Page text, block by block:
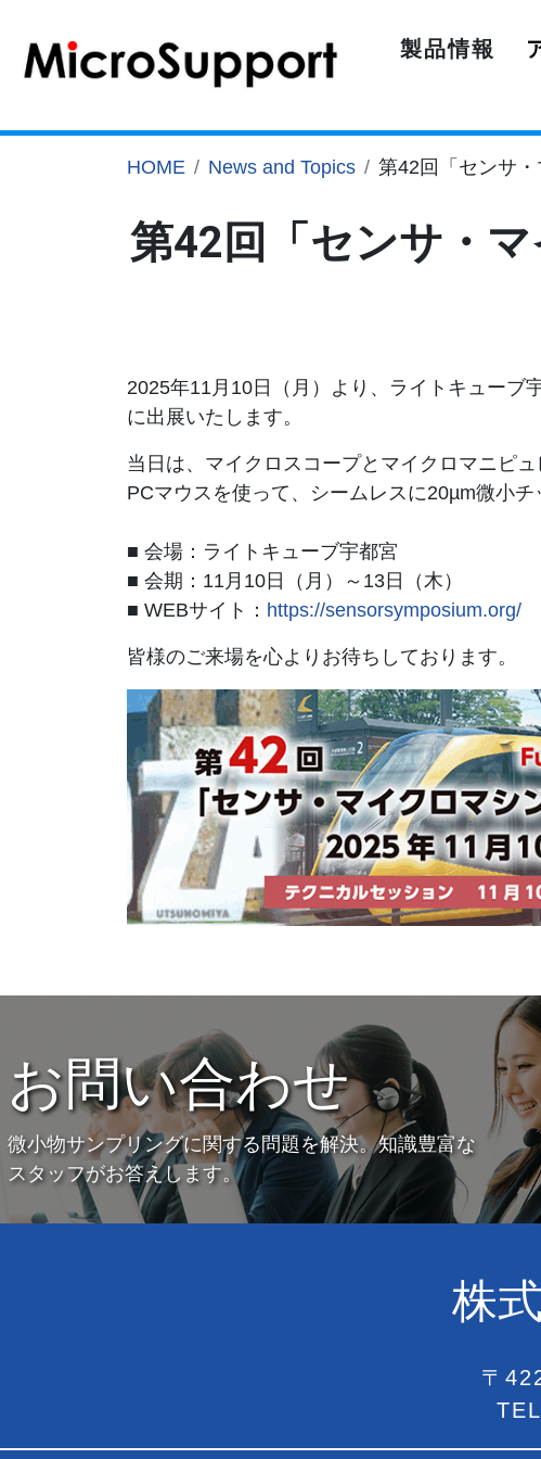
製品情報
HOME News and Topics 第42回「センサ
第42回「センサ・
2025年11月10日（月）より、ライトキューブ
に出展いたします。
当日は、マイクロスコープとマイクロマニピ
PCマウスを使って、シームレスに20µm微小
■ 会場：ライトキューブ宇都宮
■ 会期：11月10日（月）～13日（木）
■ WEBサイト： https://sensorsymposium.org/
皆様のご来場を心よりお待ちしております。
お問い合わせ
微小物サンプリングに関する問題を解決。知識豊富な
スタッフがお答えします。
株
〒
TEL